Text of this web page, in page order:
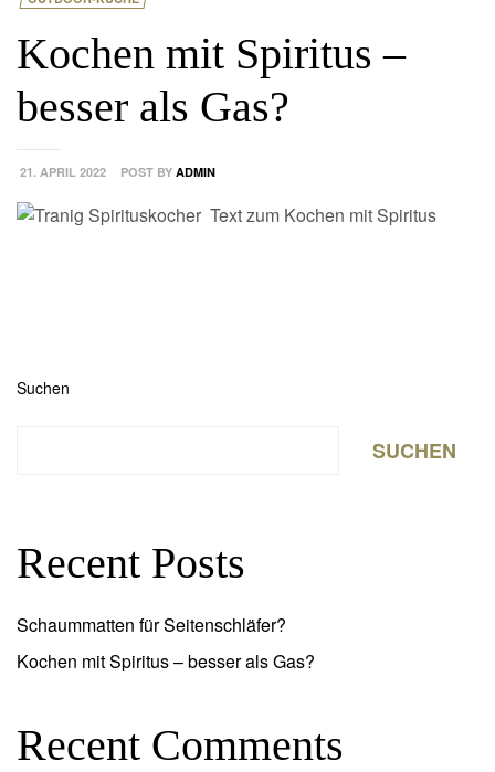
21. APRIL 2022 POST BY ADMIN
Kochen mit Spiritus –
besser als Gas?
Text zum Kochen mit Spiritus
Suchen
SUCHEN
Recent Posts
Schaummatten für Seitenschläfer?
Kochen mit Spiritus – besser als Gas?
Recent Comments